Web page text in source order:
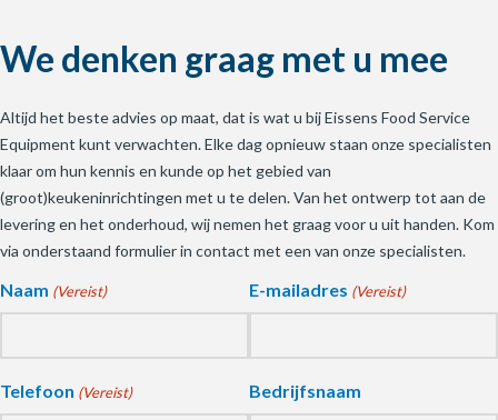
We denken graag met u mee
Altijd het beste advies op maat, dat is wat u bij Eissens Food Service
Equipment kunt verwachten. Elke dag opnieuw staan onze specialisten
klaar om hun kennis en kunde op het gebied van
(groot)keukeninrichtingen met u te delen. Van het ontwerp tot aan de
levering en het onderhoud, wij nemen het graag voor u uit handen. Kom
via onderstaand formulier in contact met een van onze specialisten.
Naam (Vereist) E-mailadres (Vereist)
Telefoon (Vereist) Bedrijfsnaam